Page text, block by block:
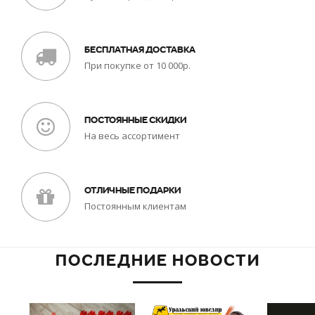
БЕСПЛАТНАЯ ДОСТАВКА
При покупке от 10 000р.
ПОСТОЯННЫЕ СКИДКИ
На весь ассортимент
ОТЛИЧНЫЕ ПОДАРКИ
Постоянным клиентам
ПОСЛЕДНИЕ НОВОСТИ